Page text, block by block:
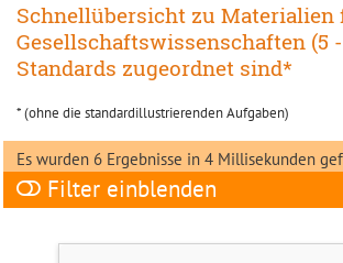
Schnellübersicht zu Materialien
Gesellschaftswissenschaften (5
Standards zugeordnet sind*
* (ohne die standardillustrierenden Aufgaben)
Es wurden 6 Ergebnisse in 4 Millisekunden
Filter